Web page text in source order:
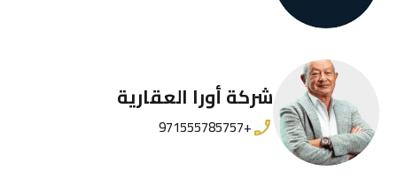
شركة أورا العقارية
+971555785757